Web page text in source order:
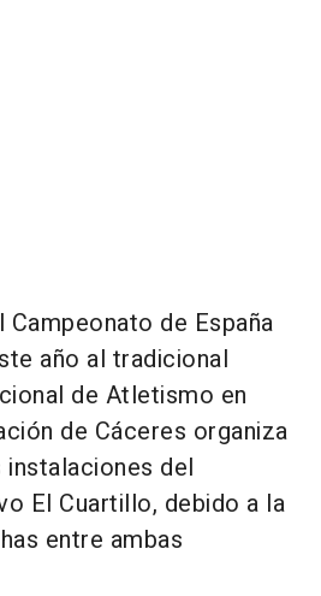
de España
año al tradicional
de Atletismo en
de Cáceres organiza
del
El Cuartillo, debido a la
entre ambas